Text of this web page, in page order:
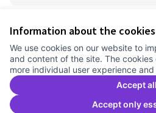
Information about the
We use cookies on our website to
and content of the site. The
more individual user experience
Accept all
Accept only
Cookie settings
Comunitat Canòdrom at Facebook
(External link)
Comunitat Canòdrom at Instagram
(External link)
Comunitat Canòdrom at YouTube
(External link)
English
Triar la llenguaElegir el idiomaChoose